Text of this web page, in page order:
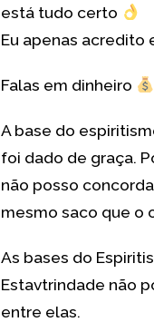
está tudo certo
Eu apenas acredito
Falas em dinheiro
A base do
foi dado de graça.
não posso
mesmo saco que o
As bases do
Estavtrindade não
entre elas.